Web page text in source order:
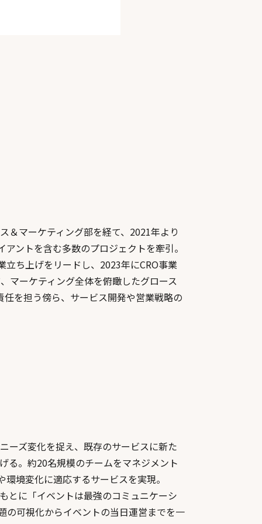
＆マーケティング部を経て、2021年より
ントを含む多数のプロジェクトを牽引。
ち上げをリードし、2023年にCRO事業
マーケティング全体を俯瞰したグロース
を担う傍ら、サービス開発や営業戦略の
ーズ変化を捉え、既存のサービスに新た
る。約20名規模のチームをマネジメント
境変化に適応するサービスを実現。
とに「イベントは最強のコミュニケーシ
の可視化からイベントの当日運営までを一